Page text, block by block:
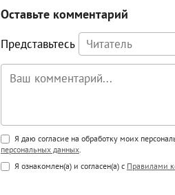
Оставьте комментарий
Представьтесь
Поддержка HTML
<b>, <strong>, <u>, <i>, <em>,
<blockquote>, <code>
Я даю согласие на обработку моих
персональных данных.
Я ознакомлен(а) и согласен(а) с Правилами